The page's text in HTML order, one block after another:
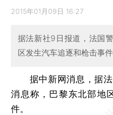
2015年01月09日 16:27
据法新社9日报道，法国
区发生汽车追逐和枪击事件
据中新网消息，据法
消息称，巴黎东北部地
件。